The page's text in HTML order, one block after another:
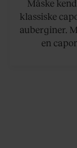
Måske
klassiske
auberginer.
en